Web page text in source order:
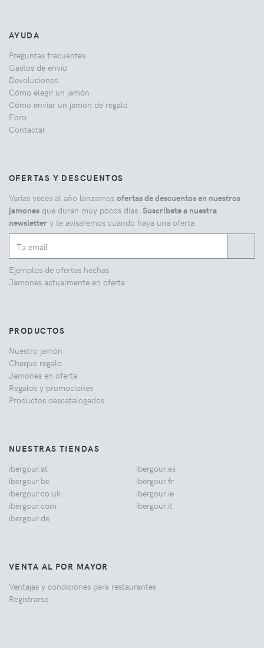
AYUDA
Preguntas frecuentes
Gastos de envío
Devoluciones
Cómo elegir un jamón
Cómo enviar un jamón de regalo
Foro
Contactar
OFERTAS Y DESCUENTOS
Varias veces al año lanzamos ofertas de descuentos en nuestros
jamones que duran muy pocos días. Suscríbete a nuestra
newsletter y te avisaremos cuando haya una oferta.
Ejemplos de ofertas hechas
Jamones actualmente en oferta
PRODUCTOS
Nuestro jamón
Cheque regalo
Jamones en oferta
Regalos y promociones
Productos descatalogados
NUESTRAS TIENDAS
ibergour.at
ibergour.be
ibergour.co.uk
ibergour.com
ibergour.de
ibergour.es
ibergour.fr
ibergour.ie
ibergour.it
VENTA AL POR MAYOR
Ventajas y condiciones para restaurantes
Registrarse